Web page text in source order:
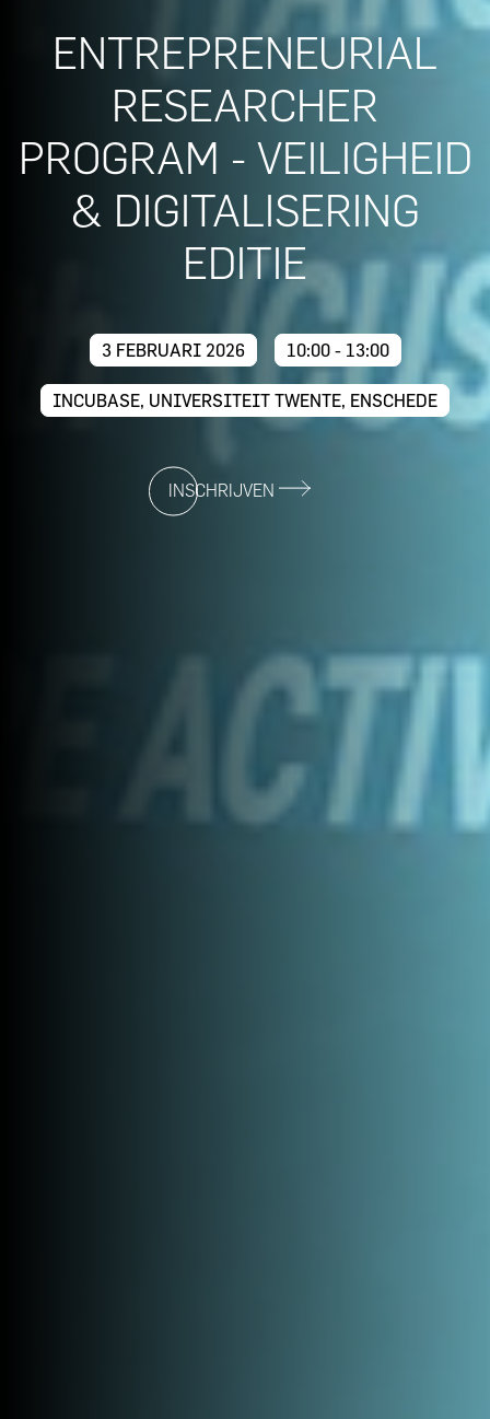
ENTREPRENEURIAL
RESEARCHER
PROGRAM - VEILIGHEID
& DIGITALISERING
EDITIE
3 FEBRUARI 2026 10:00 - 13:00
INCUBASE, UNIVERSITEIT TWENTE, ENSCHEDE
INSCHRIJVEN